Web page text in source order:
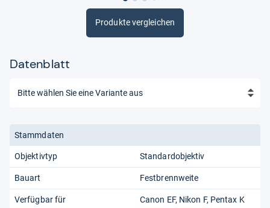
Produkte vergleichen
Datenblatt
Stammdaten
Objektivtyp Standardobjektiv
Bauart Festbrennweite
Verfügbar für Canon EF Nikon F Pentax K